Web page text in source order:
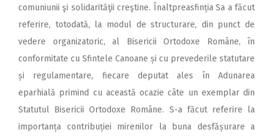
comuniunii şi solidarităţii creştine. Înaltpreasfinția Sa a făcut
referire, totodată, la modul de structurare, din punct de
vedere organizatoric, al Bisericii Ortodoxe Române, în
conformitate cu Sfintele Canoane și cu prevederile statutare
și regulamentare, fiecare deputat ales în Adunarea
eparhială primind cu această ocazie câte un exemplar din
Statutul Bisericii Ortodoxe Române. S-a făcut referire la
importanța contribuției mirenilor la buna desfășurare a